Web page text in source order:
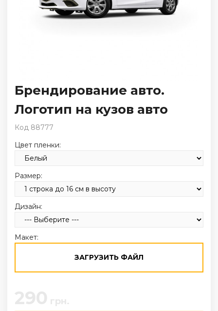
Брендирование авто.
Логотип на кузов авто
Код 88777
Цвет пленки:
Размер:
Дизайн:
Макет:
ЗАГРУЗИТЬ ФАЙЛ